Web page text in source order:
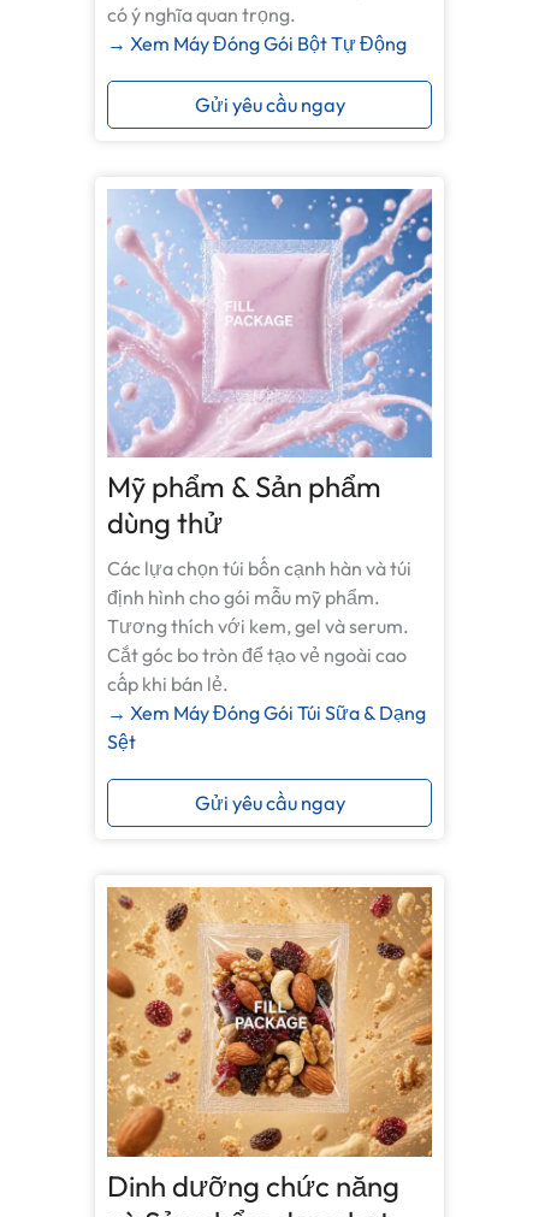
có ý nghĩa quan trọng.
→ Xem Máy Đóng Gói Bột Tự Động
Gửi yêu cầu ngay
Mỹ phẩm & Sản phẩm
dùng thử
Các lựa chọn túi bốn cạnh hàn và túi
định hình cho gói mẫu mỹ phẩm.
Tương thích với kem, gel và serum.
Cắt góc bo tròn để tạo vẻ ngoài cao
cấp khi bán lẻ.
→ Xem Máy Đóng Gói Túi Sữa & Dạng
Sệt
Gửi yêu cầu ngay
Dinh dưỡng chức năng